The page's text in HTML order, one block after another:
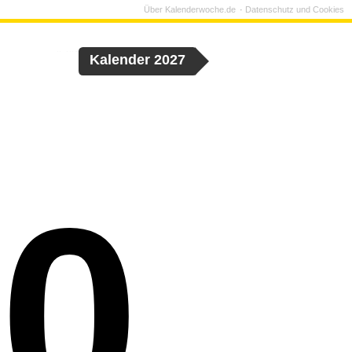
Kalender 2027
Über Kalenderwoche.de Datenschutz und Cookies